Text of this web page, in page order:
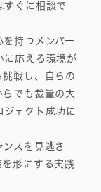
すぐに相談で
持つメンバー
に応える環境が
戦し、自らの
でも裁量の大
ェクト成功に
スを見逃さ
形にする実践